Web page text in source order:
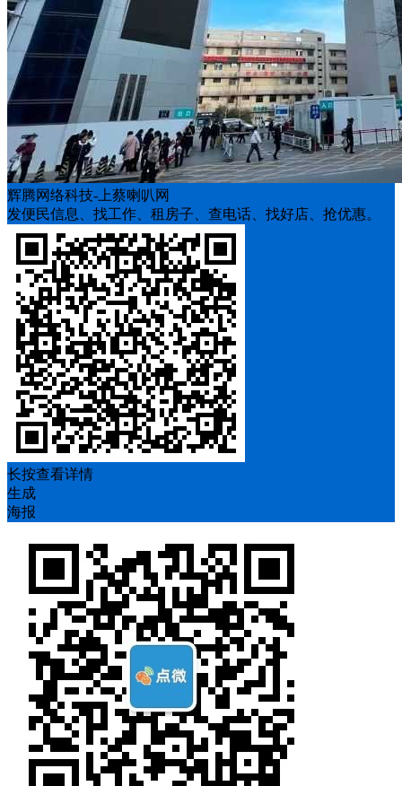
辉腾网络科技-上蔡喇叭网
发便民信息、找工作、租房子、查电话、找好店、抢优惠。
长按查看详情
生成
海报